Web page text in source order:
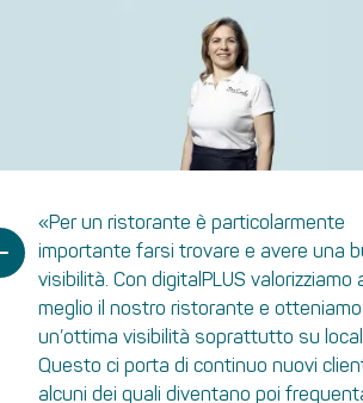
«Per un ristorante è particolarmente
importante farsi trovare e avere una
visibilità. Con digitalPLUS valorizziamo
meglio il nostro ristorante e otteniamo
un’ottima visibilità soprattutto su
Questo ci porta di continuo nuovi
alcuni dei quali diventano poi